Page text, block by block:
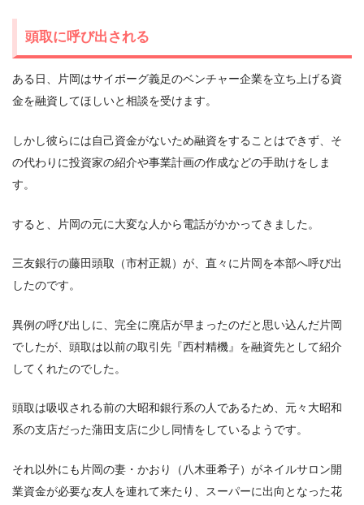
頭取に呼び出される
ある日、片岡はサイボーグ義足のベンチャー企業を立ち上げる資
金を融資してほしいと相談を受けます。
しかし彼らには自己資金がないため融資をすることはできず、そ
の代わりに投資家の紹介や事業計画の作成などの手助けをしま
す。
すると、片岡の元に大変な人から電話がかかってきました。
三友銀行の藤田頭取（市村正親）が、直々に片岡を本部へ呼び出
したのです。
異例の呼び出しに、完全に廃店が早まったのだと思い込んだ片岡
でしたが、頭取は以前の取引先『西村精機』を融資先として紹介
してくれたのでした。
頭取は吸収される前の大昭和銀行系の人であるため、元々大昭和
系の支店だった蒲田支店に少し同情をしているようです。
それ以外にも片岡の妻・かおり（八木亜希子）がネイルサロン開
業資金が必要な友人を連れて来たり、スーパーに出向となった花